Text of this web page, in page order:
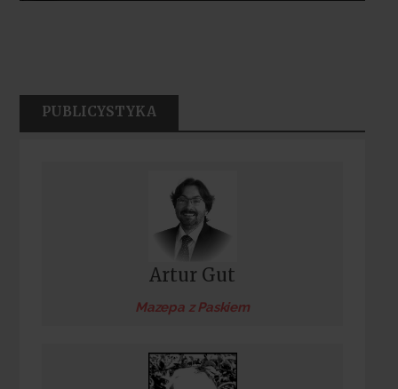
PUBLICYSTYKA
Artur Gut
Mazepa z Paskiem